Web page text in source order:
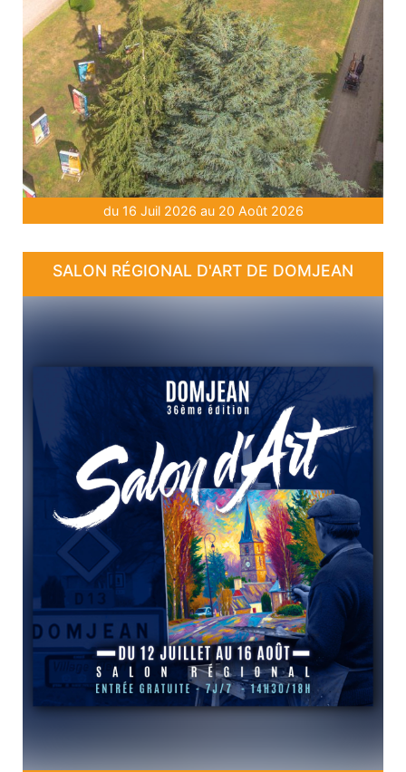
du 16 Juil 2026 au 20 Août 2026
SALON RÉGIONAL D'ART DE DOMJEAN